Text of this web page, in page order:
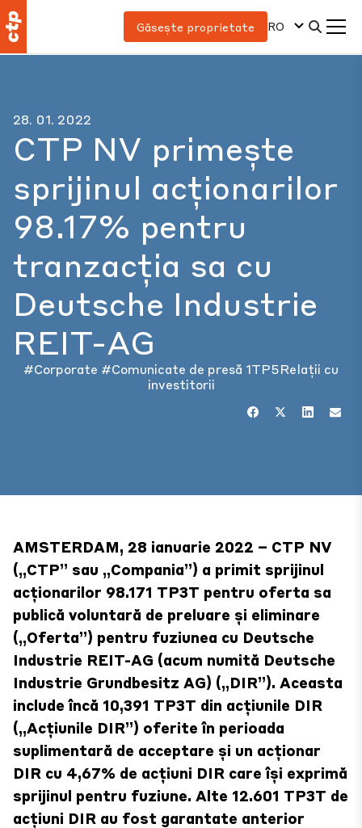
Găsește proprietate RO
28. 01. 2022
CTP NV primește
sprijinul acționarilor
98.17% pentru
tranzacția sa cu
Deutsche Industrie
REIT-AG
#Corporate #Comunicate de presă 1TP5Relații cu
investitorii
AMSTERDAM, 28 ianuarie 2022 – CTP NV
(„CTP” sau „Compania”) a primit sprijinul
acționarilor 98.171 TP3T pentru oferta sa
publică voluntară de preluare și eliminare
(„Oferta”) pentru fuziunea cu Deutsche
Industrie REIT-AG (acum numită Deutsche
Industrie Grundbesitz AG) („DIR”). Aceasta
include încă 10,391 TP3T din acțiunile DIR
(„Acțiunile DIR”) oferite în perioada
suplimentară de acceptare și un acționar
DIR cu 4,67% de acțiuni DIR care își exprimă
sprijinul pentru fuziune. Alte 12.601 TP3T de
acțiuni DIR au fost garantate anterior